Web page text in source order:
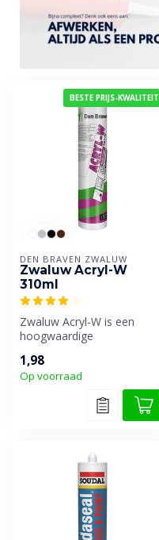
BESTE PRIJS-KWALITEIT
DEN BRAVEN ZWALUW
Zwaluw Acryl-W
310ml
Zwaluw Acryl-W is een
hoogwaardige
afdichtingskit op basis van
acr...
1,98
Op voorraad